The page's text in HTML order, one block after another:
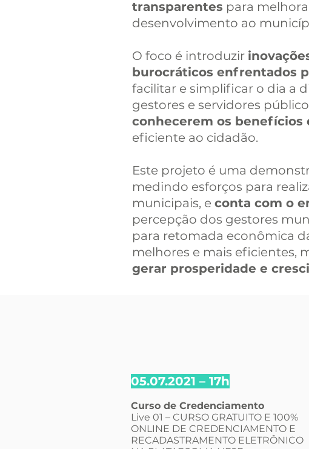
transparentes para
desenvolvimento ao
O foco é introduzir
burocráticos enfrentados
facilitar e simplificar o dia a
gestores e servidores
conhecerem os benefícios
eficiente ao cidadão.
Este projeto é uma
medindo esforços para
municipais, e conta com o
percepção dos gestores
para retomada econômica
melhores e mais eficientes,
gerar prosperidade e
05.07.2021 – 17h
Curso de Credenciamento
Live 01 – CURSO GRATUITO E 100%
ONLINE DE CREDENCIAMENTO E
RECADASTRAMENTO ELETRÔNICO